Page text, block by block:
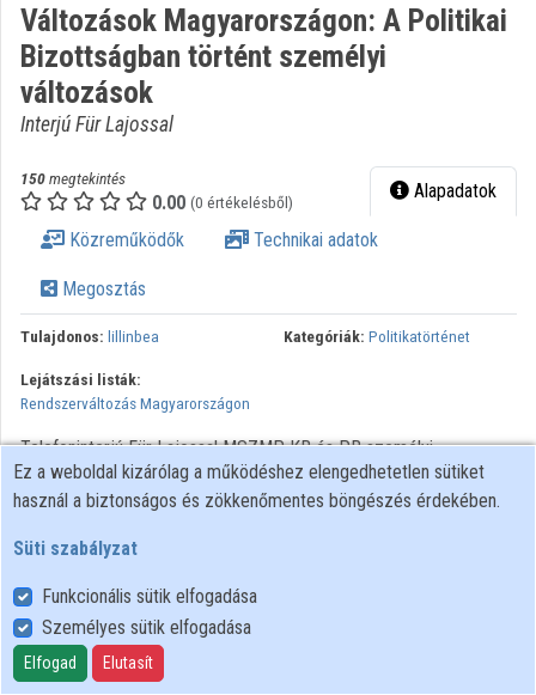
Közreműködők
Megjelenés:világos
Változások Magyarországon: A Politikai
Bizottságban történt személyi
változások
Interjú Für Lajossal
150megtekintés
0.00 (0 értékelésből) Alapadatok
Közreműködők Technikai adatok
Megosztás
Tulajdonos: lillinbea Kategóriák: Politikatörténet
Lejátszási listák:
Rendszerváltozás Magyarországon
Telefoninterjú Für Lajossal MSZMP KB és PB személyi
változásairól. Örömmel üdvözli Berecz János távozását, de
tétova, kétértelmű változásnak tartja, mely csak a reformista
A BBC Magyar Adás archív hangfelvételeinek további
felhasználása engedélyhez kötött. Bármilyen felhasználási
szándék esetén kérjük, forduljon az Országos Széchényi Könyvtár
Történeti Interjúk Tárához!
Ez a weboldal kizárólag a működéshez elengedhetetlen sütiket
használ a biztonságos és zökkenőmentes böngészés érdekében.
Süti szabályzat
Funkcionális sütik elfogadása
Személyes sütik elfogadása
Elfogad Elutasít